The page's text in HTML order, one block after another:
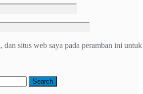
dan situs web saya pada peramban ini